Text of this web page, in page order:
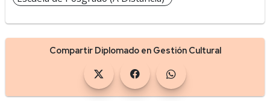
Compartir Diplomado en Gestión Cultural